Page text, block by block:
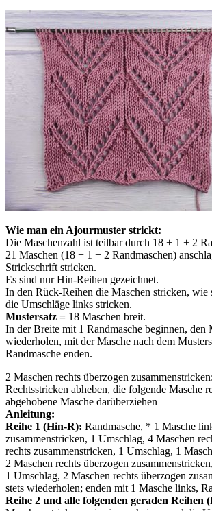
Wie man ein Ajourmuster strickt:
Die Maschenzahl ist teilbar durch 18 + 1 + 2
21 Maschen (18 + 1 + 2 Randmaschen)
Strickschrift stricken.
Es sind nur Hin-Reihen gezeichnet.
In den Rück-Reihen die Maschen stricken, wie
die Umschläge links stricken.
Mustersatz = 18 Maschen breit.
In der Breite mit 1 Randmasche beginnen, den
wiederholen, mit der Masche nach dem
Randmasche enden.
2 Maschen rechts überzogen
Rechtsstricken abheben, die folgende Masche
abgehobene Masche darüberziehen
Anleitung:
Reihe 1 (Hin-R): Randmasche, * 1 Masche
zusammenstricken, 1 Umschlag, 4 Maschen
rechts zusammenstricken, 1 Umschlag, 1
2 Maschen rechts überzogen
1 Umschlag, 2 Maschen rechts überzogen
stets wiederholen; enden mit 1 Masche links,
Reihe 2 und alle folgenden geraden Reihen